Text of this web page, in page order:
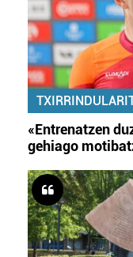
«Entrenatzen
gehiago